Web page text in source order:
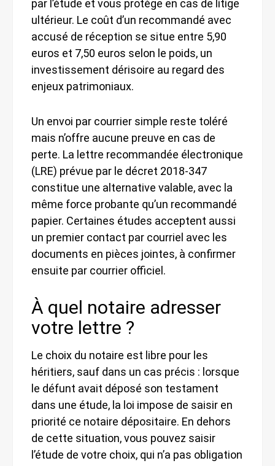
par l’étude et vous protège en cas de litige
ultérieur. Le coût d’un recommandé avec
accusé de réception se situe entre 5,90
euros et 7,50 euros selon le poids, un
investissement dérisoire au regard des
enjeux patrimoniaux.
Un envoi par courrier simple reste toléré
mais n’offre aucune preuve en cas de
perte. La lettre recommandée électronique
(LRE) prévue par le décret 2018-347
constitue une alternative valable, avec la
même force probante qu’un recommandé
papier. Certaines études acceptent aussi
un premier contact par courriel avec les
documents en pièces jointes, à confirmer
ensuite par courrier officiel.
À quel notaire adresser
votre lettre ?
Le choix du notaire est libre pour les
héritiers, sauf dans un cas précis : lorsque
le défunt avait déposé son testament
dans une étude, la loi impose de saisir en
priorité ce notaire dépositaire. En dehors
de cette situation, vous pouvez saisir
l’étude de votre choix, qui n’a pas obligation